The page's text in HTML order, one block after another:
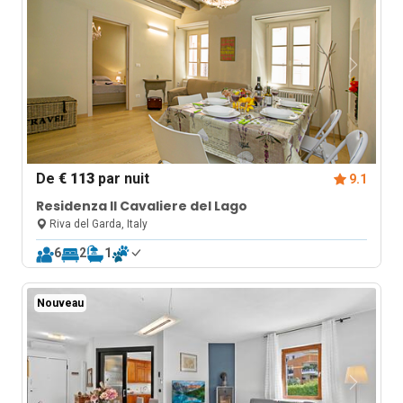
De€ 113 par nuit 9.1
Residenza Il Cavaliere del Lago
Riva del Garda, Italy
6 2 1
Nouveau